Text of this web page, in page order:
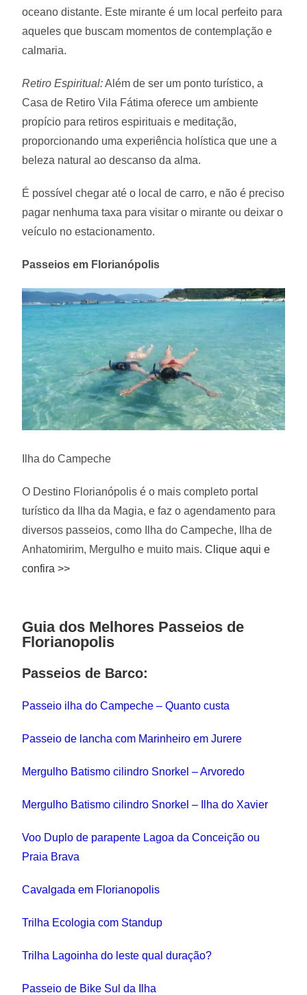
oceano distante. Este mirante é um local perfeito para
aqueles que buscam momentos de contemplação e
calmaria.
Retiro Espiritual:Além de ser um ponto turístico, a
Casa de Retiro Vila Fátima oferece um ambiente
propício para retiros espirituais e meditação,
proporcionando uma experiência holística que une a
beleza natural ao descanso da alma.
É possível chegar até o local de carro, e não é preciso
pagar nenhuma taxa para visitar o mirante ou deixar o
veículo no estacionamento.
Passeios em Florianópolis
Ilha do Campeche
O Destino Florianópolis é o mais completo portal
turístico da Ilha da Magia, e faz o agendamento para
diversos passeios, como Ilha do Campeche, Ilha de
Anhatomirim, Mergulho e muito mais.Clique aqui e
confira >>
Guia dos Melhores Passeios de
Florianopolis
Passeios de Barco:
Passeio ilha do Campeche – Quanto custa
Passeio de lancha com Marinheiro em Jurere
Mergulho Batismo cilindro Snorkel – Arvoredo
Mergulho Batismo cilindro Snorkel – Ilha do Xavier
Voo Duplo de parapente Lagoa da Conceição ou
Praia Brava
Cavalgada em Florianopolis
Trilha Ecologia com Standup
Trilha Lagoinha do leste qual duração?
Passeio de Bike Sul da Ilha